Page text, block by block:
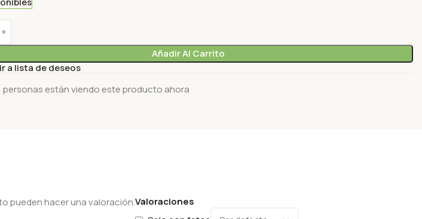
Añadir Al Carrito
a lista de deseos
personas están viendo este producto ahora
Valoraciones
pueden hacer una valoración.